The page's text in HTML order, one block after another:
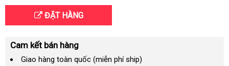
ĐẶT HÀNG
Cam kết bán hàng
Giao hàng toàn quốc (miễn phí ship)